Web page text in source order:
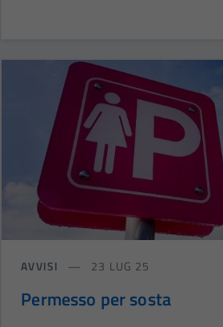
AVVISI 23 LUG 25
Permesso per sosta